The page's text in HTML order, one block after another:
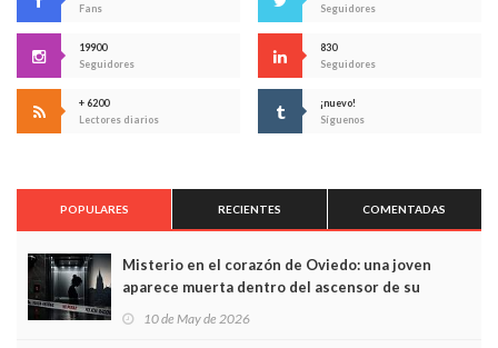
Fans
Seguidores
19900
Seguidores
830
Seguidores
+ 6200
Lectores diarios
¡nuevo!
Síguenos
POPULARES RECIENTES COMENTADAS
Misterio en el corazón de Oviedo: una joven
aparece muerta dentro del ascensor de su
edificio y las cámaras captan sus últimos minutos
10 de May de 2026